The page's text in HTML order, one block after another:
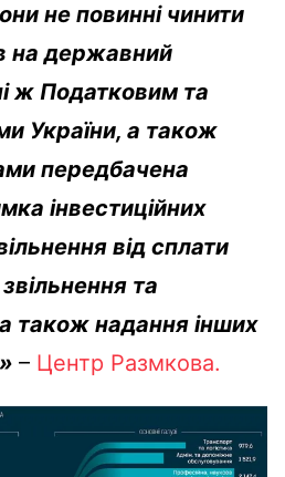
не повинні чинити
на державний
ж Податковим та
України, а також
передбачена
інвестиційних
від сплати
та
також надання інших
» – Центр Размкова.